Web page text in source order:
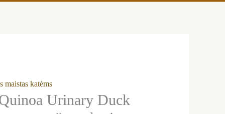
maistas katėms
Urinary Duck